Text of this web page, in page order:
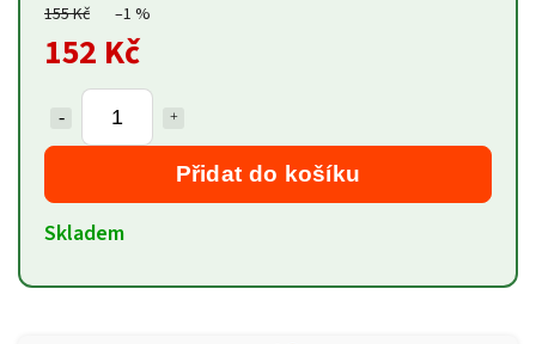
155 Kč –1 %
152 Kč
Přidat do košíku
Skladem